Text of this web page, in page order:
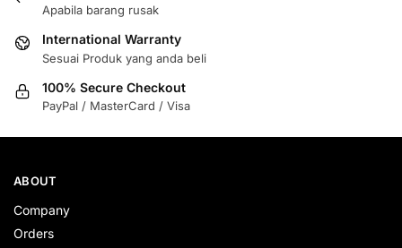
Apabila barang rusak
International Warranty
Sesuai Produk yang anda beli
100% Secure Checkout
PayPal / MasterCard / Visa
ABOUT
Company
Orders